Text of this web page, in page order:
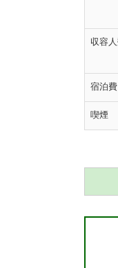
収容
宿泊費
喫煙